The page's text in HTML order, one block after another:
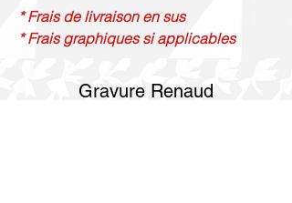
* Frais de livraison en sus
* Frais graphiques si applicables
Gravure Renaud